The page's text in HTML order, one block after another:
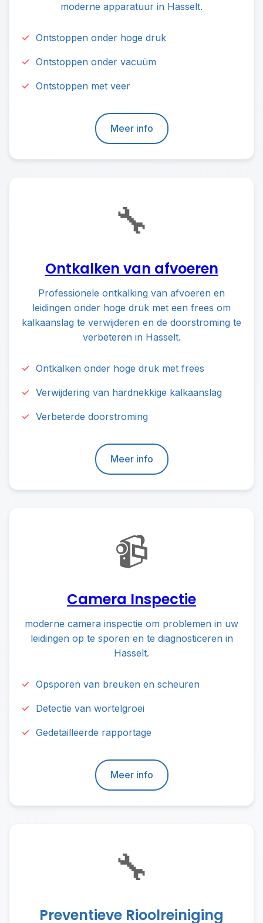
moderne apparatuur in Hasselt.
Ontstoppen onder hoge druk
Ontstoppen onder vacuüm
Ontstoppen met veer
Meer info
🔧
Ontkalken van afvoeren
Professionele ontkalking van afvoeren en
leidingen onder hoge druk met een frees om
kalkaanslag te verwijderen en de doorstroming te
verbeteren in Hasselt.
Ontkalken onder hoge druk met frees
Verwijdering van hardnekkige kalkaanslag
Verbeterde doorstroming
Meer info
📹
Camera Inspectie
moderne camera inspectie om problemen in uw
leidingen op te sporen en te diagnosticeren in
Hasselt.
Opsporen van breuken en scheuren
Detectie van wortelgroei
Gedetailleerde rapportage
Meer info
🔧
Preventieve Rioolreiniging